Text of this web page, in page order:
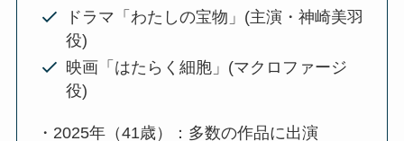
ドラマ「わたしの宝物」(主演・神崎美羽
役)
映画「はたらく細胞」(マクロファージ
役)
・2025年（41歳）：多数の作品に出演